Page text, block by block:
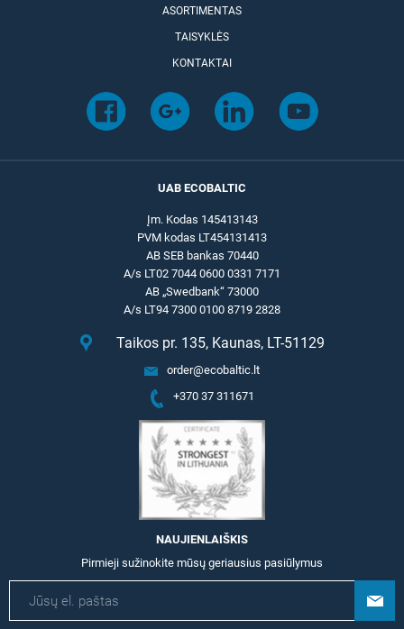
ASORTIMENTAS
TAISYKLĖS
KONTAKTAI
UAB ECOBALTIC
Įm. Kodas 145413143
PVM kodas LT454131413
AB SEB bankas 70440
A/s LT02 7044 0600 0331 7171
AB „Swedbank“ 73000
A/s LT94 7300 0100 8719 2828
Taikos pr. 135, Kaunas, LT-51129
order@ecobaltic.lt
+370 37 311671
NAUJIENLAIŠKIS
Pirmieji sužinokite mūsų geriausius pasiūlymus